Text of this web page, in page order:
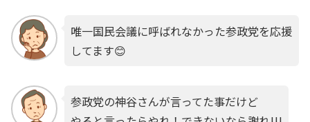
唯一国民会議に呼ばれなかった参政党を応援
してます😊
参政党の神谷さんが言ってた事だけど